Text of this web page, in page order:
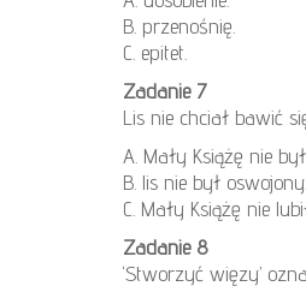
B. przenośnię.
C. epitet.
Zadanie 7
Lis nie chciał bawić
A. Mały Książę nie
B. lis nie był oswojony.
C. Mały Książę nie
Zadanie 8
‘Stworzyć więzy’